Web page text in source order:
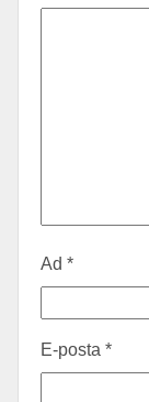
Ad *
E-posta *